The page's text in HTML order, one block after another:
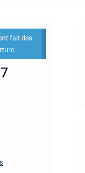
fait des